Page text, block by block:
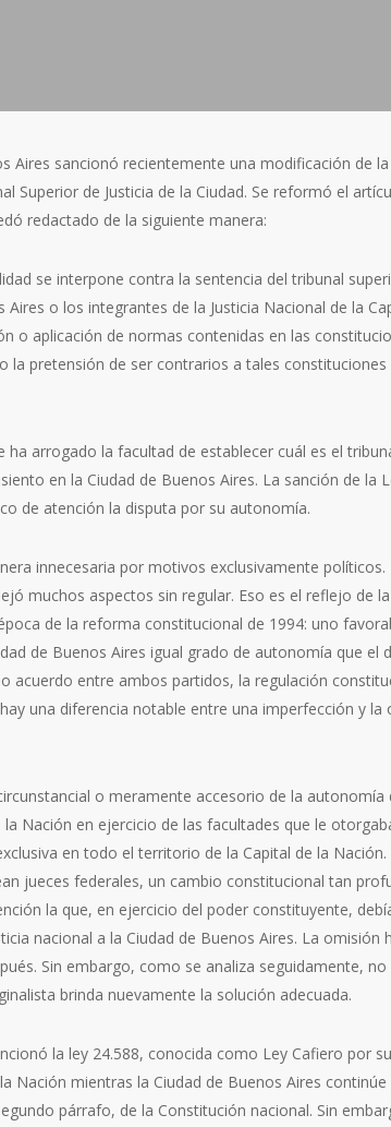
Aires sancionó recientemente una modificación de
Superior de Justicia de la Ciudad. Se reformó el
redactado de la siguiente manera:
se interpone contra la sentencia del tribunal
o los integrantes de la Justicia Nacional de la
o aplicación de normas contenidas en las
la pretensión de ser contrarios a tales constituciones
arrogado la facultad de establecer cuál es el
en la Ciudad de Buenos Aires. La sanción de la
de atención la disputa por su autonomía.
innecesaria por motivos exclusivamente
muchos aspectos sin regular. Eso es el reflejo de
de la reforma constitucional de 1994: uno
de Buenos Aires igual grado de autonomía que el
acuerdo entre ambos partidos, la regulación
una diferencia notable entre una imperfección y la
o meramente accesorio de la autonomía
Nación en ejercicio de las facultades que le
en todo el territorio de la Capital de la
jueces federales, un cambio constitucional tan
la que, en ejercicio del poder constituyente,
nacional a la Ciudad de Buenos Aires. La omisión
Sin embargo, como se analiza seguidamente,
brinda nuevamente la solución adecuada.
la ley 24.588, conocida como Ley Cafiero por
Nación mientras la Ciudad de Buenos Aires
párrafo, de la Constitución nacional. Sin